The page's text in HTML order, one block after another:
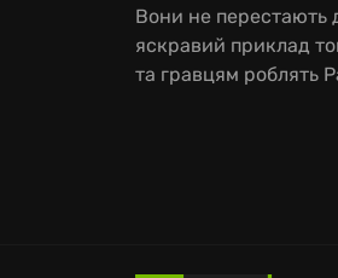
Вони не перестають
яскравий приклад
та гравцям роблять